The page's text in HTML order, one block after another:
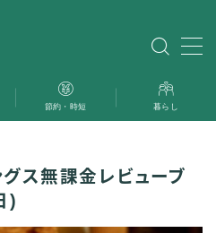
節約・時短 暮らし
ス無課金レビューブ
)